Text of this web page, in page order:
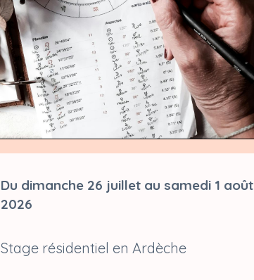
Du dimanche 26 juillet au samedi 1 août
2026
Stage résidentiel en Ardèche